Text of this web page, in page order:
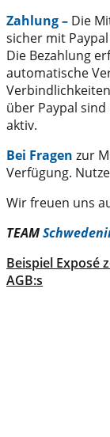
Zahlung – Die
sicher mit
Die Bezahlung
automatische
über Paypal
aktiv.
Bei Fragen zur
Verfügung.
Wir freuen uns
TEAM
Beispiel Exposé
AGB:s